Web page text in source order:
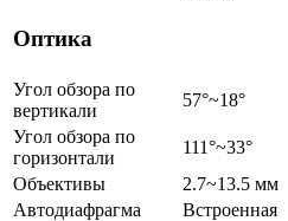
Оптика
Угол обзора по
вертикали
57°~18°
Угол обзора по
горизонтали
111°~33°
Объективы
2.7~13.5 мм
Автодиафрагма
Встроенная